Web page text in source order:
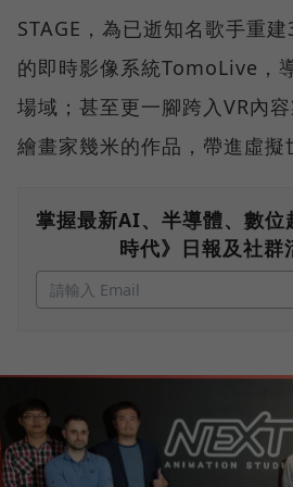
STAGE，為已逝知名歌手重
的即時影像系統TomoLive，
場域；甚至更一腳跨入VR內
繪畫家幾米的作品，帶進虛擬
掌握最新AI、半導體、數位
時代》日報及社群